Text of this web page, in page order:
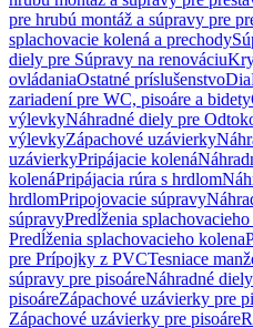
pre hrubú montáž a súpravy pre
splachovacie kolená a prechody
diely pre Súpravy na renováciu
ovládaniaOstatné príslušenstvo
zariadení pre WC, pisoáre a bidety
výlevkyNáhradné diely pre
výlevkyZápachové uzávierky
uzávierkyPripájacie kolená
kolenáPripájacia rúra s hrdlom
hrdlomPripojovacie súpravy
súpravyPredĺženia
Predĺženia splachovacieho kolena
pre Prípojky z PVCTesniace
súpravy pre pisoáreNáhradné
pisoáreZápachové uzávierky pre
Zápachové uzávierky pre pisoáre